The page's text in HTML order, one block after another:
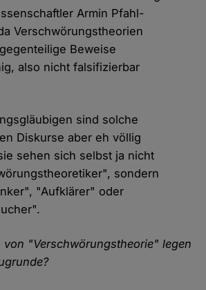
Armin Pfahl-
Verschwörungstheorien
Beweise
also nicht falsifizierbar
sind solche
Diskurse aber eh völlig
sehen sich selbst ja nicht
sondern
"Aufklärer" oder
von "Verschwörungstheorie" legen